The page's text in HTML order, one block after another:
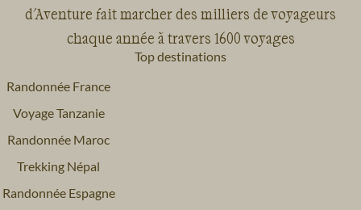
d'Aventure fait marcher des milliers de voyageurs
chaque année à travers 1600 voyages
Top destinations
Randonnée France
Voyage Tanzanie
Randonnée Maroc
Trekking Népal
Randonnée Espagne